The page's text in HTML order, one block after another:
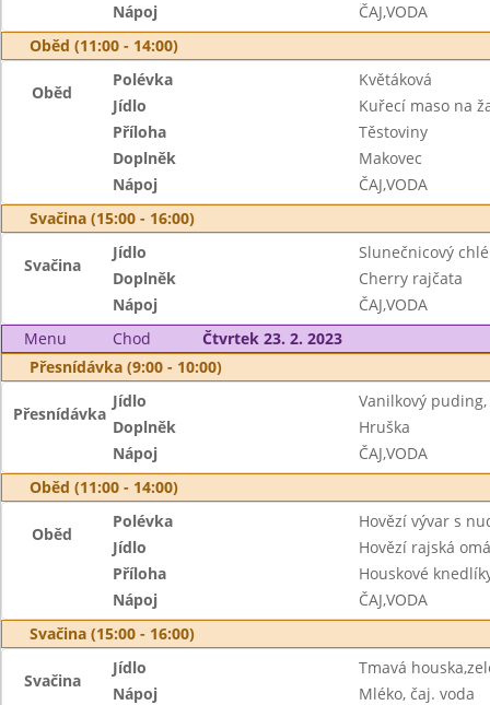
Nápoj
ČAJ,VODA
Oběd (11:00 - 14:00)
Oběd
Polévka
Květáková
Jídlo
Kuřecí maso na
Příloha
Těstoviny
Doplněk
Makovec
Nápoj
ČAJ,VODA
Svačina (15:00 - 16:00)
Svačina
Jídlo
Slunečnicový
Doplněk
Cherry rajčata
Nápoj
ČAJ,VODA
Menu
Chod
Čtvrtek 23. 2. 2023
Přesnídávka (9:00 - 10:00)
Přesnídávka
Jídlo
Vanilkový
Doplněk
Hruška
Nápoj
ČAJ,VODA
Oběd (11:00 - 14:00)
Oběd
Polévka
Hovězí vývar s
Jídlo
Hovězí rajská
Příloha
Houskové
Nápoj
ČAJ,VODA
Svačina (15:00 - 16:00)
Svačina
Jídlo
Tmavá
Nápoj
Mléko, čaj. voda